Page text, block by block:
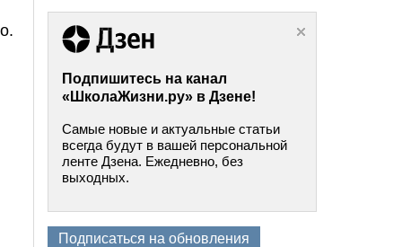
Подпишитесь на канал
«ШколаЖизни.ру» в Дзене!
Самые новые и актуальные статьи
всегда будут в вашей персональной
ленте Дзена. Ежедневно, без
выходных.
Подписаться на обновления